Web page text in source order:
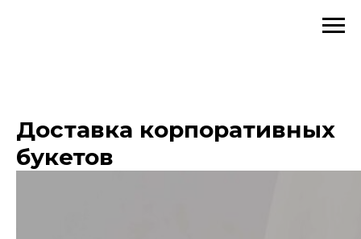
Доставка корпоративных
букетов